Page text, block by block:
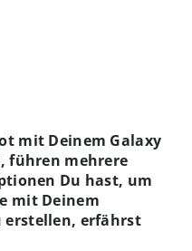
mit Deinem Galaxy
führen mehrere
Du hast, um
mit Deinem
erstellen, erfährst